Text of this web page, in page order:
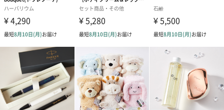
プリザーブドフラワー
ブーケ（ピンク）
（2,580円）
プリザーブドフラワー
ブーケ（ブルー）
（2,580円）
アミュレット
ク）（1,500円